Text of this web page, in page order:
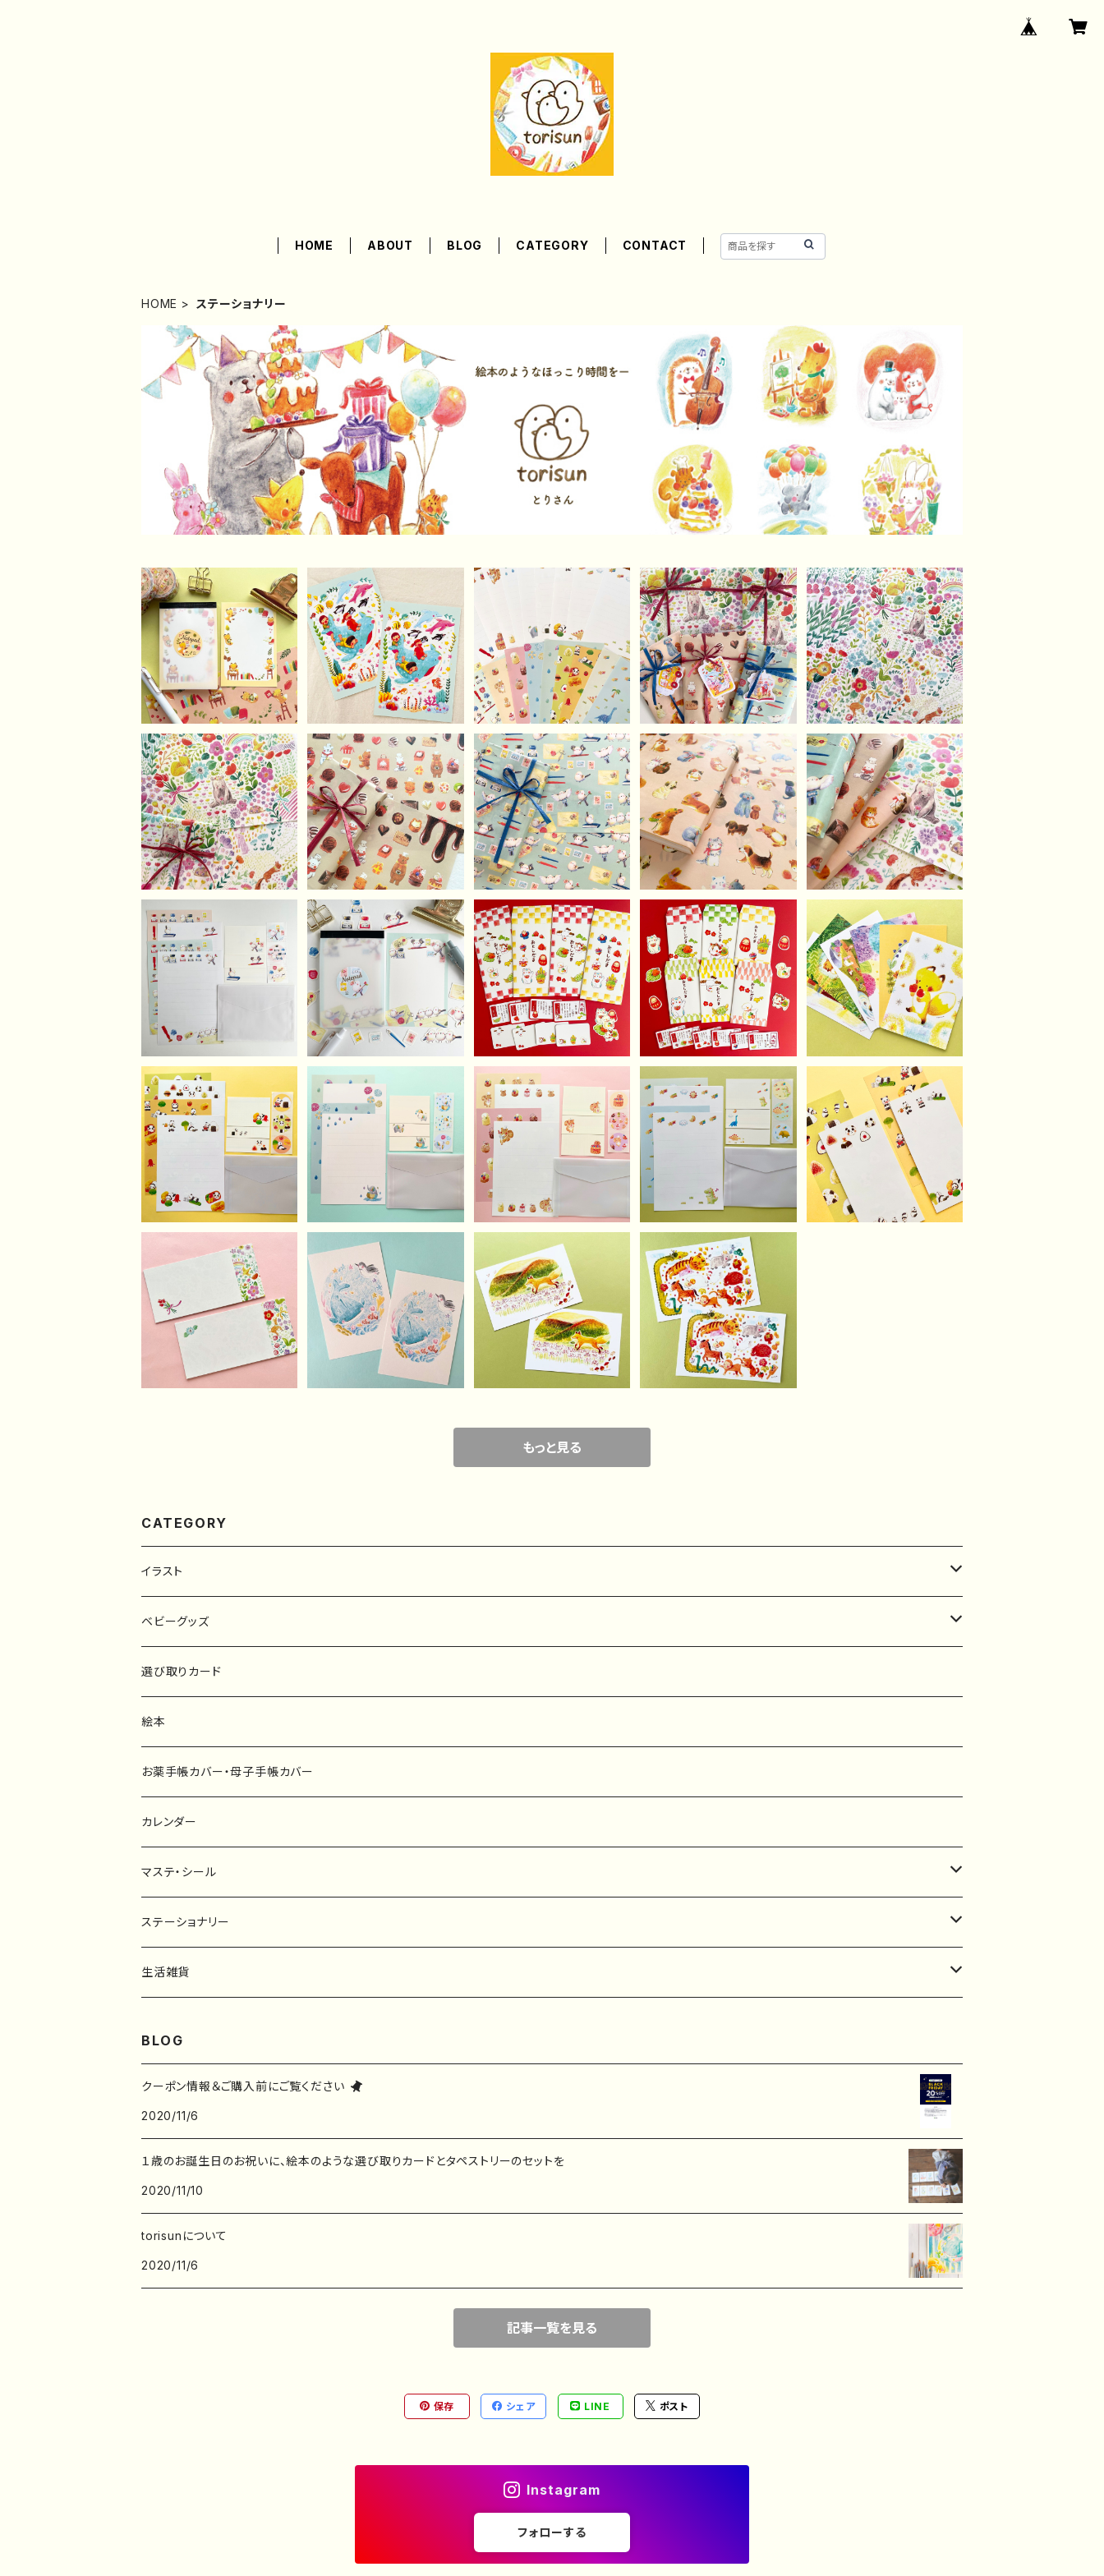
HOME ABOUT BLOG CATEGORY CONTACT
HOME ステーショナリー
こぎつねとしょかんメモ
帳(40枚)
¥550
ぼくらの大冒険 ポストカ
ード(2枚セット）
¥400
torisun便箋たっぷり2
0枚セット（便箋のみ）
¥800
選べる有料ラッピング
【作品説明必ずご確認く
ださい】
¥150
【A3】お花畑のかくれん
ぼどうぶつデザインペー
パー（5枚）
¥500
【A4】お花畑のかくれん
ぼどうぶつデザインペー
パーセット（10枚）
¥500
【A4】ショコラティエなく
まさんたちのデザインペ
ーパー（10枚）
¥500
SOLD OUT
【A4】おてがみシマエナ
ガさんのデザインペーパ
ー（10枚）
¥500
【A4】うさぎいぬねこの
デザインペーパー（10
枚）
¥500
【A4セット】torisunデ
ザインペーパー（10枚）
¥500
SOLD OUT
おてがみシマエナガさん
のレターセット
¥750
おてがみシマエナガさん
のメモ帳(40枚)
大きな縁起物なぽち袋
（4袋入）
¥480
縁起物なぽち袋（6袋入）
¥450
初個展『南吉さんへtori
sunより』ポストカード6
枚セット
¥900
おにぎりパンダさんなレ
ターセット
¥750
雨降りぞうさんのレター
¥750
パティシエなりすさんの
レターセット
¥750
夢見る恐竜さんのレター
セット
¥750
おにぎりパンダさんな一
筆箋
¥450
SOLD OUT
お花畑のかくれんぼどう
ぶつ一筆箋
SOLD OUT
水彩色鉛筆なきらきら海
のなかまたちポストカー
ド(2枚セット）
¥400
水彩色鉛筆なごんぎつね
ポストカード(2枚セッ
ト）
¥400
水彩色鉛筆なえとポスト
カード(2枚セット）
¥400
もっと見る
CATEGORY
イラスト
原画
ポスター
ファブリックボード
キーホルダー
ポストカード
ベビーグッズ
マタニティーマーク
選び取りカード
カーステッカー
タペストリー
選び取りカード
絵本
お薬手帳カバー・母子手帳カバー
カレンダー
マステ・シール
マスキングテープ
フレークシール
ステーショナリー
一筆箋
ポストカード
生活雑貨
子ども服
BLOG
クーポン情報＆ご購入前にご覧ください
2020/11/6
１歳のお誕生日のお祝いに、絵本のような選び取りカードとタペストリーのセットを
2020/11/10
torisunについて
2020/11/6
記事一覧を見る
保存 シェア LINE ポスト
Instagram
フォローする